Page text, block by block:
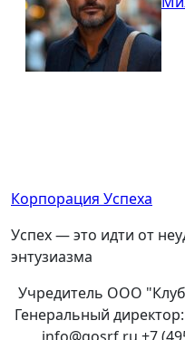
Корпорация Успеха
Успех — это идти от
энтузиазма
Учредитель ООО
Генеральный